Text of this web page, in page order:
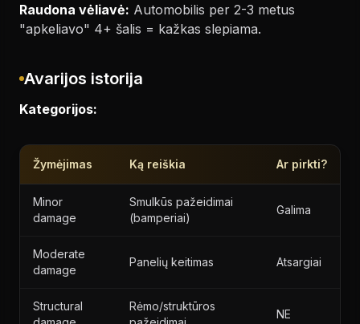
Raudona vėliavė: Automobilis per 2-3 metus
"apkeliavo" 4+ šalis = kažkas slepiama.
Avarijos istorija
Kategorijos:
Žymėjimas Ką reiškia Ar pirkti?
Minor
damage
Smulkūs pažeidimai
(bamperiai)
Galima
Moderate
damage
Panelių keitimas Atsargiai
Structural
Rėmo/struktūros
NE